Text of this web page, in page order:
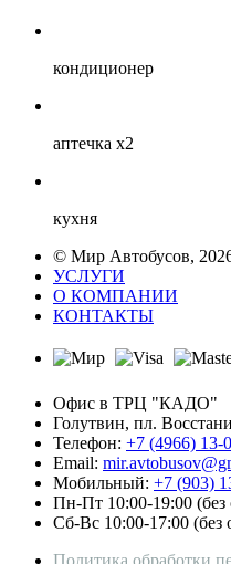
кондиционер
аптечка х2
кухня
© Мир Автобусов,
УСЛУГИ
О КОМПАНИИ
КОНТАКТЫ
Офис в ТРЦ "КАДО"
Голутвин, пл.
Телефон: +7 (4966) 13-
Email:
Мобильный: +7 (903)
Пн-Пт 10:00-19:00 (без
Сб-Вс 10:00-17:00 (без